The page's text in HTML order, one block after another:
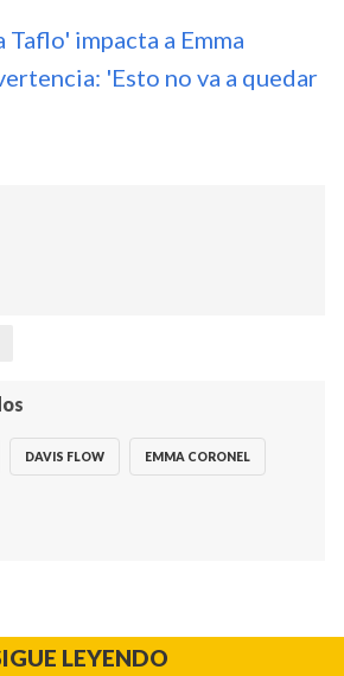
Taflo' impacta a Emma
'Esto no va a quedar
DAVIS FLOW EMMA CORONEL
LEYENDO